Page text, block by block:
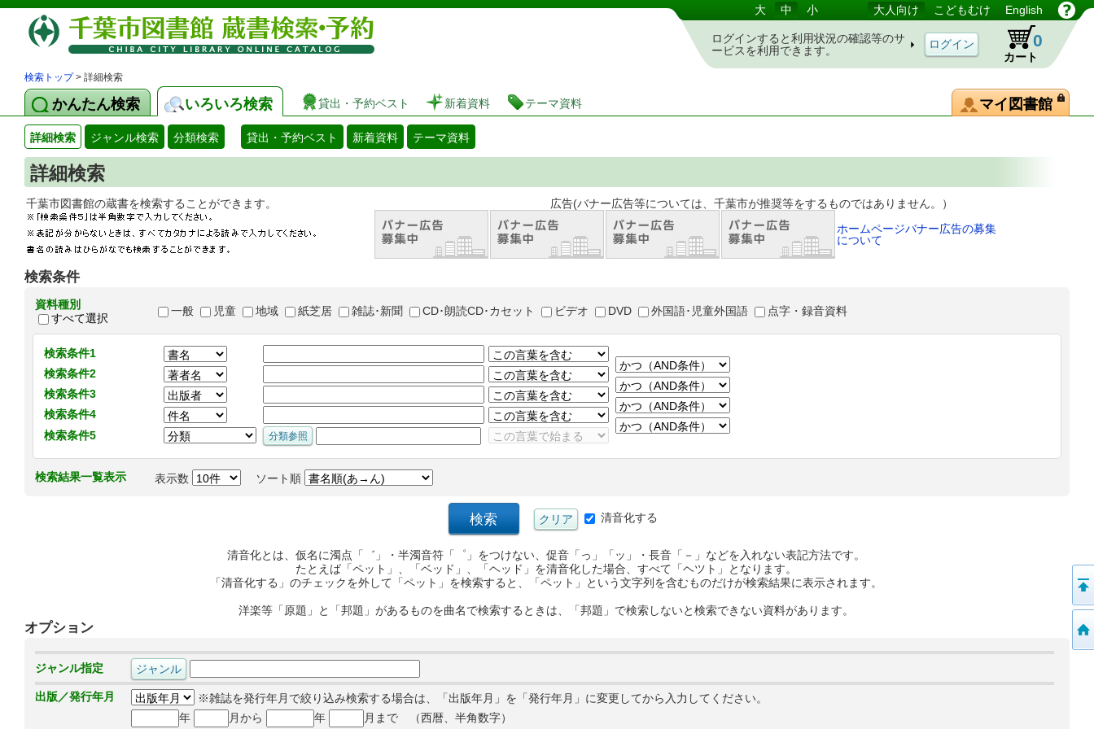
図書館 蔵書検索・予約システム 大 中 小 大人向け こどもむけ English
ログインすると利用状況の確認等のサ
ービスを利用できます。
カート
0
検索トップ> 詳細検索
かんたん検索 いろいろ検索 貸出・予約ベスト 新着資料 テーマ資料 マイ図書館
詳細検索 ジャンル検索 分類検索 貸出・予約ベスト 新着資料 テーマ資料
詳細検索
千葉市図書館の蔵書を検索することができます。 広告(バナー広告等については、千葉市が推奨等をするものではありません。）
ホームページバナー広告の募集
について
検索条件
資料種別
すべて選択
一般 児童 地域 紙芝居 雑誌･新聞 CD･朗読CD･カセット ビデオ DVD 外国語･児童外国語 点字・録音資料
検索条件1
検索条件2
検索条件3
検索条件4
検索条件5
検索結果一覧表示 表示数 ソート順
清音化する
清音化とは、仮名に濁点「゛」・半濁音符「゜」をつけない、促音「っ」「ッ」・長音「－」などを入れない表記方法です。
たとえば「ペット」、「ベッド」、「ヘッド」を清音化した場合、すべて「ヘツト」となります。
「清音化する」のチェックを外して「ペット」を検索すると、「ペット」という文字列を含むものだけが検索結果に表示されます。
洋楽等「原題」と「邦題」があるものを曲名で検索するときは、「邦題」で検索しないと検索できない資料があります。
オプション
ジャンル指定
出版／発行年月
※雑誌を発行年月で絞り込み検索する場合は、「出版年月」を「発行年月」に変更してから入力してください。
年
月から 年 月まで （西暦、半角数字）